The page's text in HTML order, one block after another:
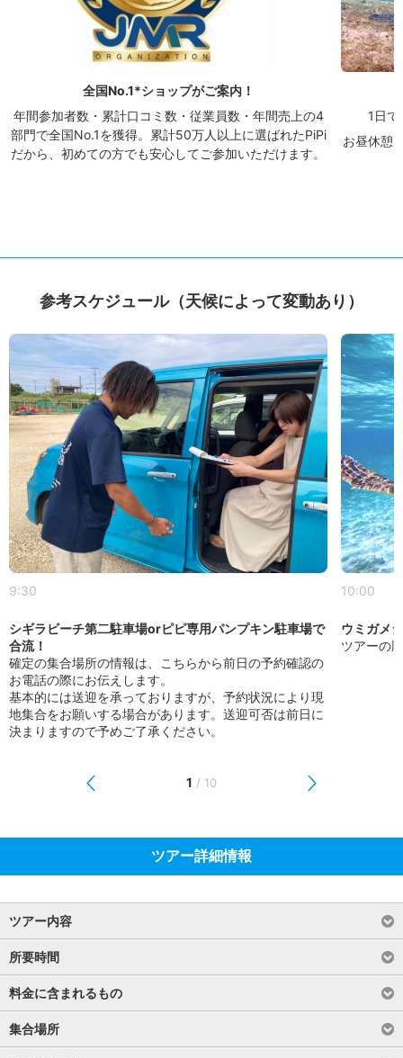
全国No.1*ショップがご案内！
年間参加者数・累計口コミ数・従業員数・年間売上の4
部門で全国No.1を獲得。累計50万人以上に選ばれたPiPi
だから、初めての方でも安心してご参加いただけます。
1日
お昼休憩
参考スケジュール（天候によって変動あり）
9:30
シギラビーチ第二駐車場orピピ専用パンプキン駐車場で
合流！
確定の集合場所の情報は、こちらから前日の予約確認の
お電話の際にお伝えします。
基本的には送迎を承っておりますが、予約状況により現
地集合をお願いする場合があります。送迎可否は前日に
決まりますので予めご了承ください。
10:00
ウミガメ
ツアーの
1 / 10
ツアー詳細情報
ツアー内容
所要時間
料金に含まれるもの
集合場所